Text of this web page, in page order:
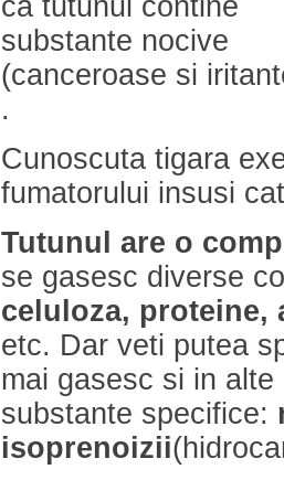
ca tutunul contine
substante nocive
(canceroase si
.
Cunoscuta tigara
fumatorului insusi
Tutunul are o
se gasesc diverse
celuloza, proteine,
etc. Dar veti putea
mai gasesc si in
substante specifice:
isoprenoizii